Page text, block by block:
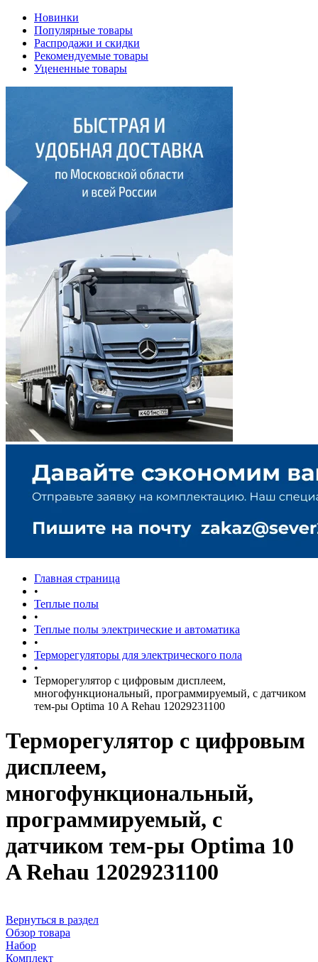
Новинки
Популярные товары
Распродажи и скидки
Рекомендуемые товары
Уцененные товары
Главная страница
•
Теплые полы
•
Теплые полы электрические и автоматика
•
Терморегуляторы для электрического пола
•
Терморегулятор с цифровым дисплеем,
многофункциональный, программируемый, с датчиком
тем-ры Optima 10 A Rehau 12029231100
Терморегулятор с цифровым
дисплеем,
многофункциональный,
программируемый, с
датчиком тем-ры Optima 10
A Rehau 12029231100
Вернуться в раздел
Обзор товара
Набор
Комплект